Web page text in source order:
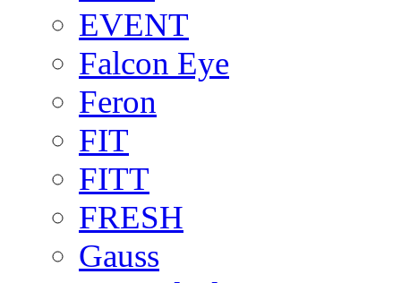
EVENT
Falcon Eye
Feron
FIT
FITT
FRESH
Gauss